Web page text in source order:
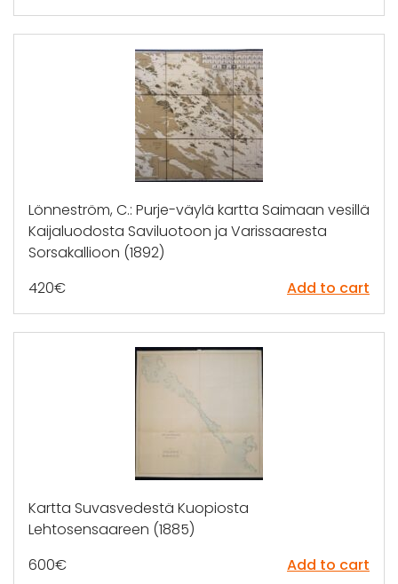
Lönneström, C.: Purje-väylä kartta Saimaan vesillä
Kaijaluodosta Saviluotoon ja Varissaaresta
Sorsakallioon (1892)
420€ Add to cart
Kartta Suvasvedestä Kuopiosta
Lehtosensaareen (1885)
600€ Add to cart